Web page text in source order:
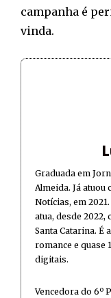
campanha é
vinda.
Graduada em
Almeida. Já atuou
Notícias, em
atua, desde 2022,
Santa Catarina. É
romance e quase
digitais.
Vencedora do 6º